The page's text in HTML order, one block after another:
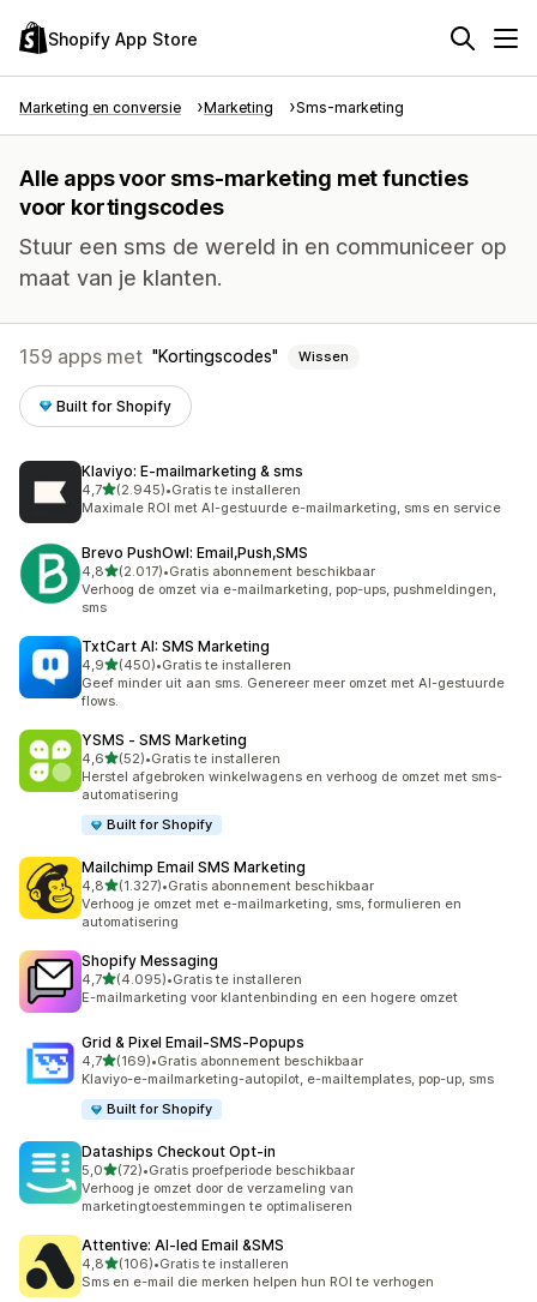
Shopify App Store
Marketing en conversie Marketing Sms-marketing
Alle apps voor sms-marketing met functies
voor kortingscodes
Stuur een sms de wereld in en communiceer op
maat van je klanten.
159 apps met Kortingscodes Wissen
Built for Shopify
Klaviyo: E‑mailmarketing & sms
4,7van 5 sterren
(2.945)
2945 recensies in totaal
•Gratis te installeren
Maximale ROI met AI-gestuurde e-mailmarketing, sms en service
Brevo PushOwl: Email,Push,SMS
4,8van 5 sterren
(2.017)
2017 recensies in totaal
•Gratis abonnement beschikbaar
Verhoog de omzet via e-mailmarketing, pop-ups, pushmeldingen,
sms
TxtCart AI: SMS Marketing
4,9van 5 sterren
(450)
450 recensies in totaal
•Gratis te installeren
Geef minder uit aan sms. Genereer meer omzet met AI-gestuurde
flows.
YSMS ‑ SMS Marketing
4,6van 5 sterren
(52)
52 recensies in totaal
•Gratis te installeren
Herstel afgebroken winkelwagens en verhoog de omzet met sms-
automatisering
Built for Shopify
Mailchimp Email SMS Marketing
4,8van 5 sterren
(1.327)
1327 recensies in totaal
•Gratis abonnement beschikbaar
Verhoog je omzet met e-mailmarketing, sms, formulieren en
automatisering
Shopify Messaging
4,7van 5 sterren
(4.095)
4095 recensies in totaal
•Gratis te installeren
E-mailmarketing voor klantenbinding en een hogere omzet
Grid & Pixel Email‑SMS‑Popups
4,7van 5 sterren
(169)
169 recensies in totaal
•Gratis abonnement beschikbaar
Klaviyo-e-mailmarketing-autopilot, e-mailtemplates, pop-up, sms
Built for Shopify
Dataships Checkout Opt‑in
5,0van 5 sterren
(72)
72 recensies in totaal
•Gratis proefperiode beschikbaar
Verhoog je omzet door de verzameling van
marketingtoestemmingen te optimaliseren
Attentive: AI‑led Email &SMS
4,8van 5 sterren
(106)
106 recensies in totaal
•Gratis te installeren
Sms en e-mail die merken helpen hun ROI te verhogen